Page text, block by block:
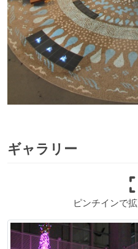
ギャラリー
ピンチインで